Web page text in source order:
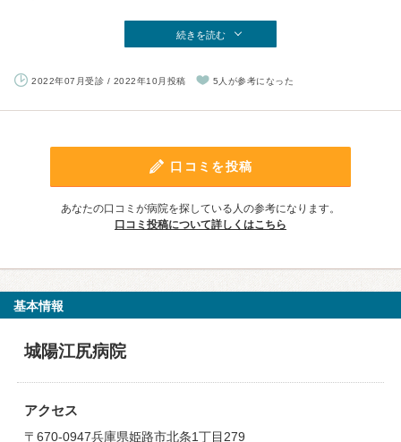
続きを読む
2022年07月受診 / 2022年10月投稿 5人が参考になった
口コミを投稿
あなたの口コミが病院を探している人の参考になります。
口コミ投稿について詳しくはこちら
基本情報
城陽江尻病院
アクセス
〒670-0947兵庫県姫路市北条1丁目279